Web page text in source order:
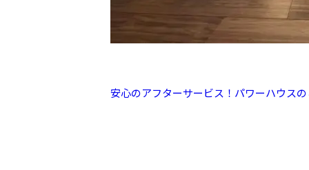
安心のアフターサービス！パワーハウス